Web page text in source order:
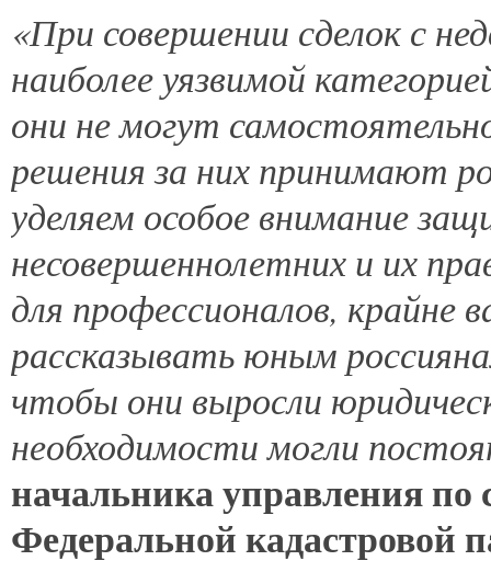
«При совершении сделок с
наиболее уязвимой
они не могут
решения за них принимают
уделяем особое внимание
несовершеннолетних и их
для профессионалов,
рассказывать юным
чтобы они выросли
необходимости могли
начальника управления по
Федеральной кадастровой